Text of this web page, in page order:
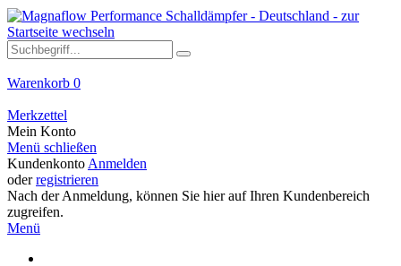
Warenkorb 0
Merkzettel
Mein Konto
Menü schließen
Kundenkonto Anmelden
oderregistrieren
Nach der Anmeldung, können Sie hier auf Ihren Kundenbereich
zugreifen.
Menü